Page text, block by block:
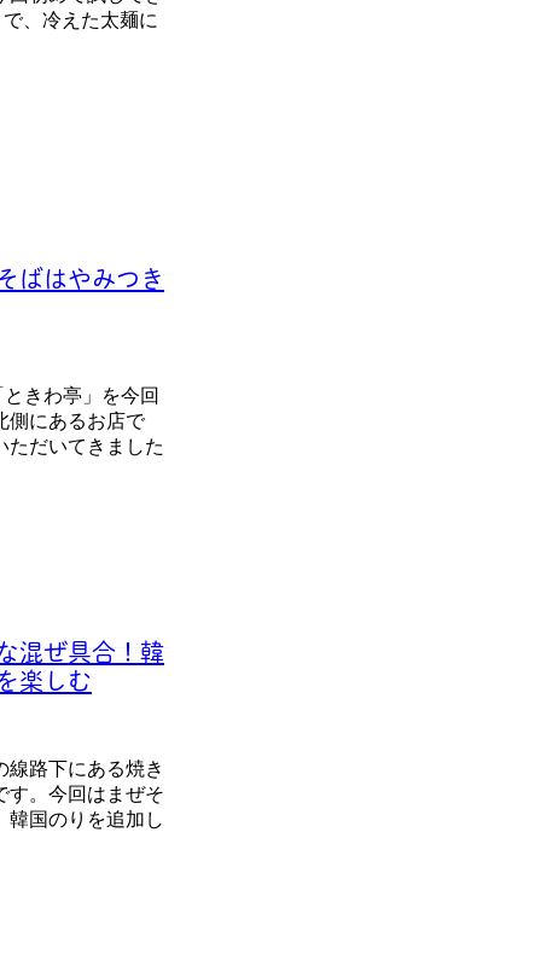
、冷えた太麺に
ばはやみつき
きわ亭」を今回
側にあるお店で
ただいてきました
混ぜ具合！韓
楽しむ
路下にある焼き
す。今回はまぜそ
韓国のりを追加し